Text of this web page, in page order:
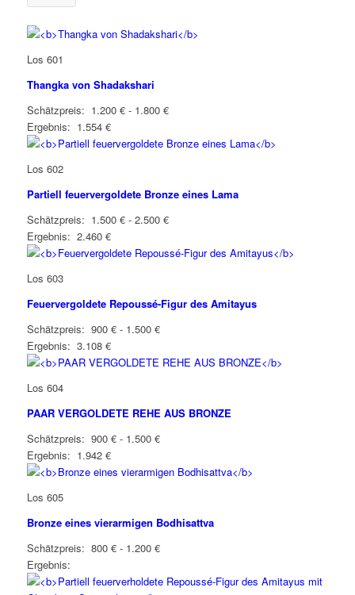
Los 601
Thangka von Shadakshari
Schätzpreis: 1.200 € - 1.800 €
Ergebnis: 1.554 €
Los 602
Partiell feuervergoldete Bronze eines Lama
Schätzpreis: 1.500 € - 2.500 €
Ergebnis: 2.460 €
Los 603
Feuervergoldete Repoussé-Figur des Amitayus
Schätzpreis: 900 € - 1.500 €
Ergebnis: 3.108 €
Los 604
PAAR VERGOLDETE REHE AUS BRONZE
Schätzpreis: 900 € - 1.500 €
Ergebnis: 1.942 €
Los 605
Bronze eines vierarmigen Bodhisattva
Schätzpreis: 800 € - 1.200 €
Ergebnis: